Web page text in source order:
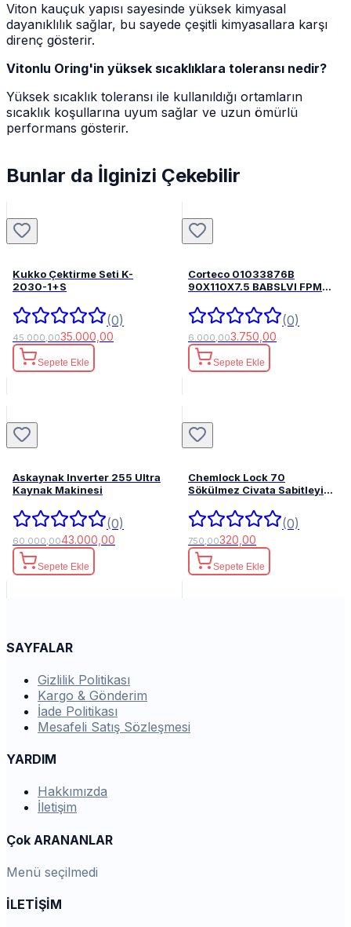
Viton kauçuk yapısı sayesinde yüksek kimyasal
dayanıklılık sağlar, bu sayede çeşitli kimyasallara karşı
direnç gösterir.
Vitonlu Oring'in yüksek sıcaklıklara toleransı nedir?
Yüksek sıcaklık toleransı ile kullanıldığı ortamların
sıcaklık koşullarına uyum sağlar ve uzun ömürlü
performans gösterir.
Bunlar da İlginizi Çekebilir
Kukko Çektirme Seti K-
2030-1+S
(0)
45.000,0035.000,00
Sepete Ekle
Corteco 01033876B
90X110X7.5 BABSLVI FPM
(0)
6.000,003.750,00
Sepete Ekle
Askaynak Inverter 255 Ultra
Kaynak Makinesi
(0)
60.000,0043.000,00
Sepete Ekle
Chemlock Lock 70
Sökülmez Civata Sabitleyici
(0)
750,00320,00
Sepete Ekle
SAYFALAR
Gizlilik Politikası
Kargo & Gönderim
İade Politikası
Mesafeli Satış Sözleşmesi
YARDIM
Hakkımızda
İletişim
Çok ARANANLAR
Menü seçilmedi
İLETİŞİM